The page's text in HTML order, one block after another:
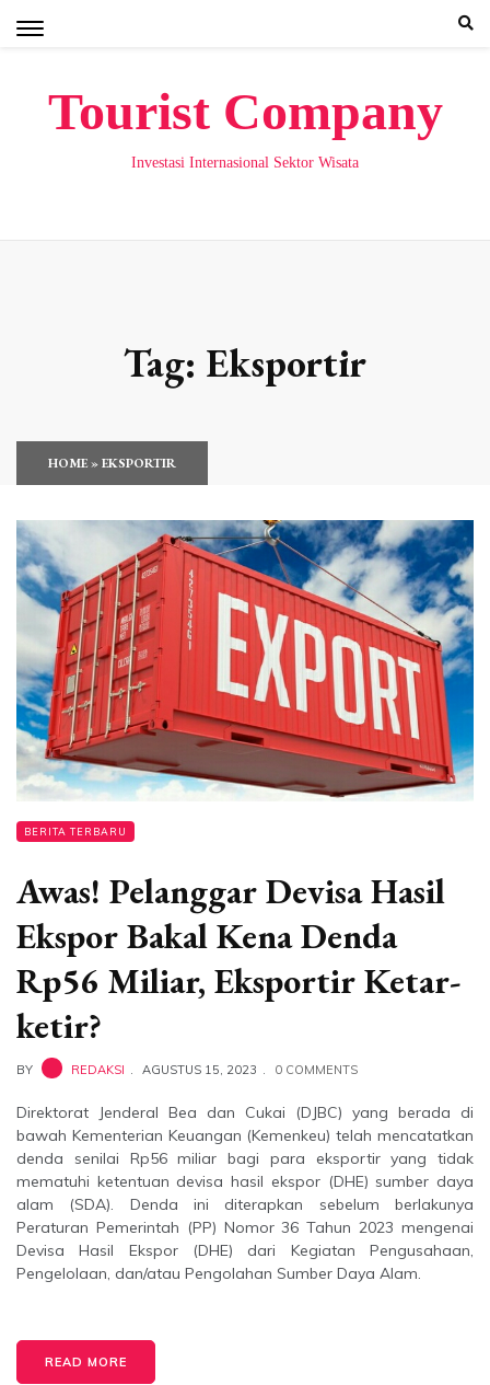
Tourist Company
Investasi Internasional Sektor Wisata
Tag: Eksportir
HOME»EKSPORTIR
BERITA TERBARU
Awas! Pelanggar Devisa Hasil
Ekspor Bakal Kena Denda
Rp56 Miliar, Eksportir Ketar-
ketir?
BY REDAKSI AGUSTUS 15, 2023 0 COMMENTS
Direktorat Jenderal Bea dan Cukai (DJBC) yang berada di
bawah Kementerian Keuangan (Kemenkeu) telah mencatatkan
denda senilai Rp56 miliar bagi para eksportir yang tidak
mematuhi ketentuan devisa hasil ekspor (DHE) sumber daya
alam (SDA). Denda ini diterapkan sebelum berlakunya
Peraturan Pemerintah (PP) Nomor 36 Tahun 2023 mengenai
Devisa Hasil Ekspor (DHE) dari Kegiatan Pengusahaan,
Pengelolaan, dan/atau Pengolahan Sumber Daya Alam.
READ MORE